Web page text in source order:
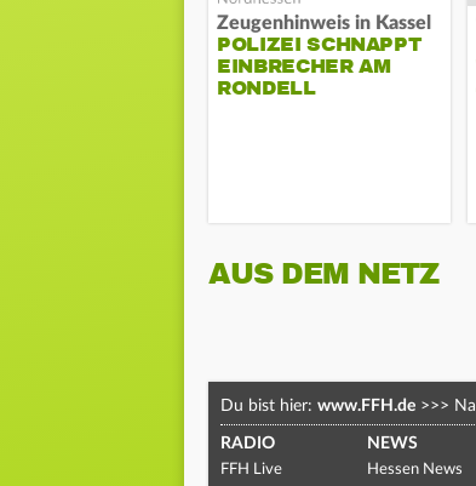
Zeugenhinweis in Kassel
POLIZEI SCHNAPPT
EINBRECHER AM
RONDELL
AUS DEM NETZ
Du bist hier: www.FFH.de >>>
RADIO
FFH Live
NEWS
Hessen News